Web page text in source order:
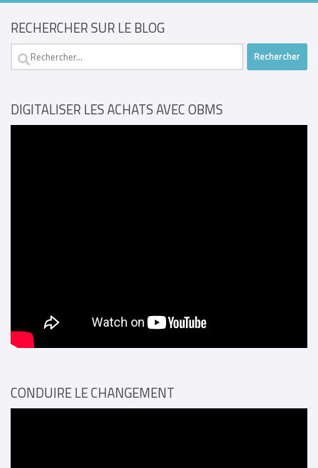
RECHERCHER SUR LE BLOG
Rechercher :
DIGITALISER LES ACHATS AVEC OBMS
CONDUIRE LE CHANGEMENT